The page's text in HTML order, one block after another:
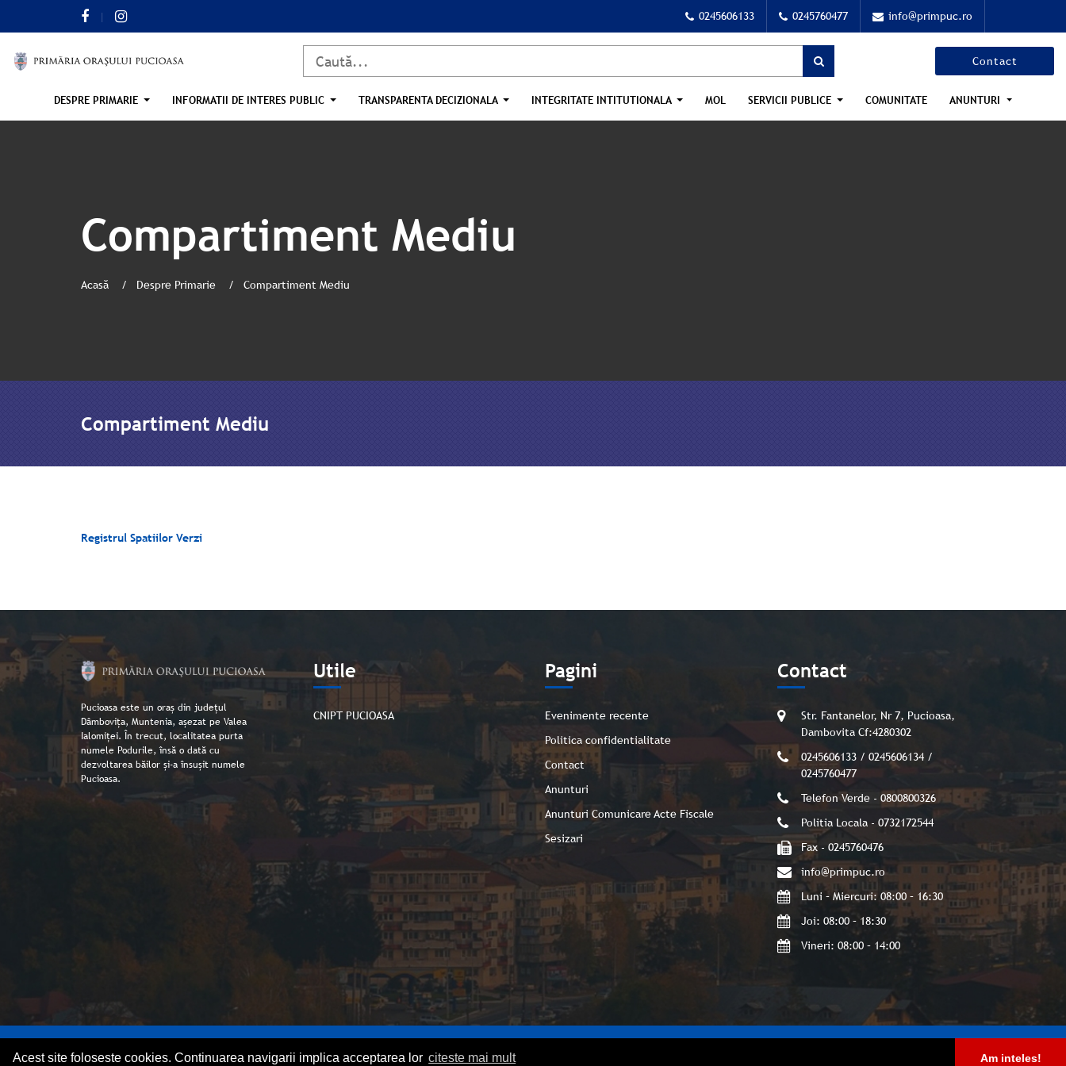
Acest site foloseste cookies. Continuarea navigarii implica acceptarea lor citeste mai mult Am inteles!
0245606133 0245760477 info@primpuc.ro
Contact
DESPRE PRIMARIE INFORMATII DE INTERES PUBLIC TRANSPARENTA DECIZIONALA INTEGRITATE INTITUTIONALA MOL SERVICII PUBLICE COMUNITATE ANUNTURI
Compartiment Mediu
Acasă Despre Primarie Compartiment Mediu
Compartiment Mediu
Registrul Spatiilor Verzi
Pucioasa este un oraș din județul
Dâmbovița, Muntenia, așezat pe Valea
Ialomiței. În trecut, localitatea purta
numele Podurile, însă o dată cu
dezvoltarea băilor și-a însușit numele
Pucioasa.
Utile
CNIPT PUCIOASA
Pagini
Evenimente recente
Politica confidentialitate
Contact
Anunturi
Anunturi Comunicare Acte Fiscale
Sesizari
Contact
Str. Fantanelor, Nr 7, Pucioasa,
Dambovita Cf:4280302
0245606133 / 0245606134 /
0245760477
Telefon Verde - 0800800326
Politia Locala - 0732172544
Fax - 0245760476
info@primpuc.ro
Luni – Miercuri: 08:00 – 16:30
Joi: 08:00 – 18:30
Vineri: 08:00 – 14:00
Copyright © Primaria orașului Pucioasa 2026